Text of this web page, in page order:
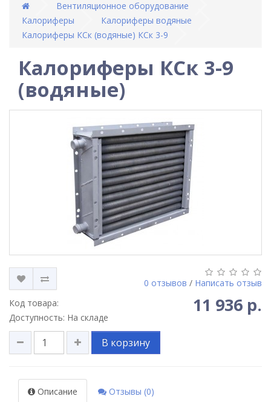
Вентиляционное оборудование
Калориферы
Калориферы водяные
Калориферы КСк (водяные) КСк 3-9
Калориферы КСк 3-9
(водяные)
0 отзывов / Написать отзыв
Код товара:
Доступность: На складе
11 936 р.
В корзину
Описание Отзывы (0)